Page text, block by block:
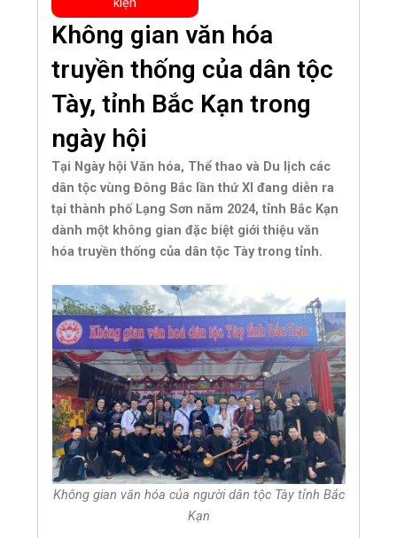
Không gian văn hóa
truyền thống của dân tộc
Tày, tỉnh Bắc Kạn trong
ngày hội
Tại Ngày hội Văn hóa, Thể thao và Du lịch các
dân tộc vùng Đông Bắc lần thứ XI đang diễn ra
tại thành phố Lạng Sơn năm 2024, tỉnh Bắc Kạn
dành một không gian đặc biệt giới thiệu văn
hóa truyền thống của dân tộc Tày trong tỉnh.
Không gian văn hóa của người dân tộc Tày tỉnh Bắc
Kạn